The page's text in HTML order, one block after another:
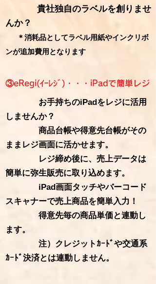
貴社独自のラベルを創りませ
んか？
＊消耗品としてラベル用紙やインクリボ
ンが追加費用となります
③eRegi(ｲｰﾚｼﾞ)・・・iPadで簡単レジ
お手持ちのiPadをレジに活用
しませんか？
商品台帳や得意先台帳がその
ままレジ画面に活かせます。
レジ締め後に、売上データは
簡単に弥生販売に取り込めます。
iPad画面タッチやバーコード
スキャナーで売上商品を簡単入力！
得意先毎の商品単価と連動し
ます。
​ 注）クレジットｶｰﾄﾞや交通系
ｶｰﾄﾞ決済とは連動しません。